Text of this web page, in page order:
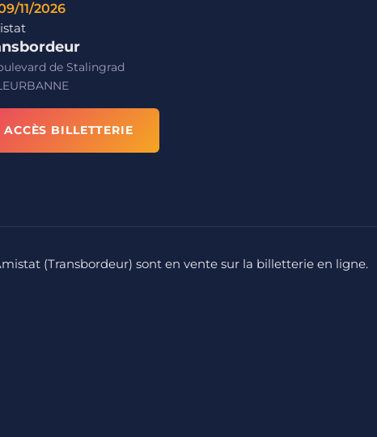
11/2026
de Stalingrad
ACCÈS BILLETTERIE
(Transbordeur) sont en vente sur la billetterie en ligne.